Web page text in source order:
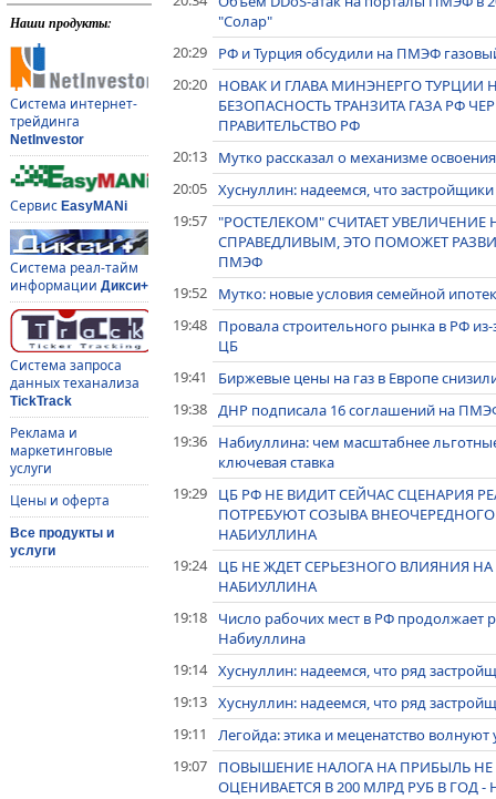
Наши продукты:
Система интернет-
трейдинга
NetInvestor
Сервис EasyMANi
Система реал-тайм
информации Дикси+
Система запроса
данных теханализа
TickTrack
Реклама и
маркетинговые
услуги
Цены и оферта
Все продукты и
услуги
"Солар"
20:29
РФ и Турция обсудили на ПМЭФ
20:20
НОВАК И ГЛАВА МИНЭНЕРГО ТУРЦИИ
БЕЗОПАСНОСТЬ ТРАНЗИТА ГАЗА РФ
ПРАВИТЕЛЬСТВО РФ
20:13
Мутко рассказал о механизме
20:05 Хуснуллин: надеемся, что
19:57 "РОСТЕЛЕКОМ" СЧИТАЕТ
СПРАВЕДЛИВЫМ, ЭТО ПОМОЖЕТ
ПМЭФ
19:52
Мутко: новые условия семейной
19:48
Провала строительного рынка в РФ
ЦБ
19:41
Биржевые цены на газ в Европе
19:38 ДНР подписала 16 соглашений на
19:36
Набиуллина: чем масштабнее
ключевая ставка
19:29
ЦБ РФ НЕ ВИДИТ СЕЙЧАС СЦЕНАРИЯ
ПОТРЕБУЮТ СОЗЫВА
НАБИУЛЛИНА
19:24
ЦБ НЕ ЖДЕТ СЕРЬЕЗНОГО ВЛИЯНИЯ
НАБИУЛЛИНА
19:18
Число рабочих мест в РФ продолжает
Набиуллина
19:14 Хуснуллин: надеемся, что ряд
19:13 Хуснуллин: надеемся, что ряд
19:11
Легойда: этика и меценатство
19:07
ПОВЫШЕНИЕ НАЛОГА НА ПРИБЫЛЬ НЕ
ОЦЕНИВАЕТСЯ В 200 МЛРД РУБ В ГОД